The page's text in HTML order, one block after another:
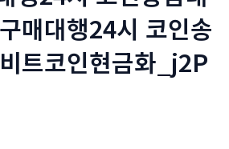
매대행24시 코인송
트코인현금화_j2P